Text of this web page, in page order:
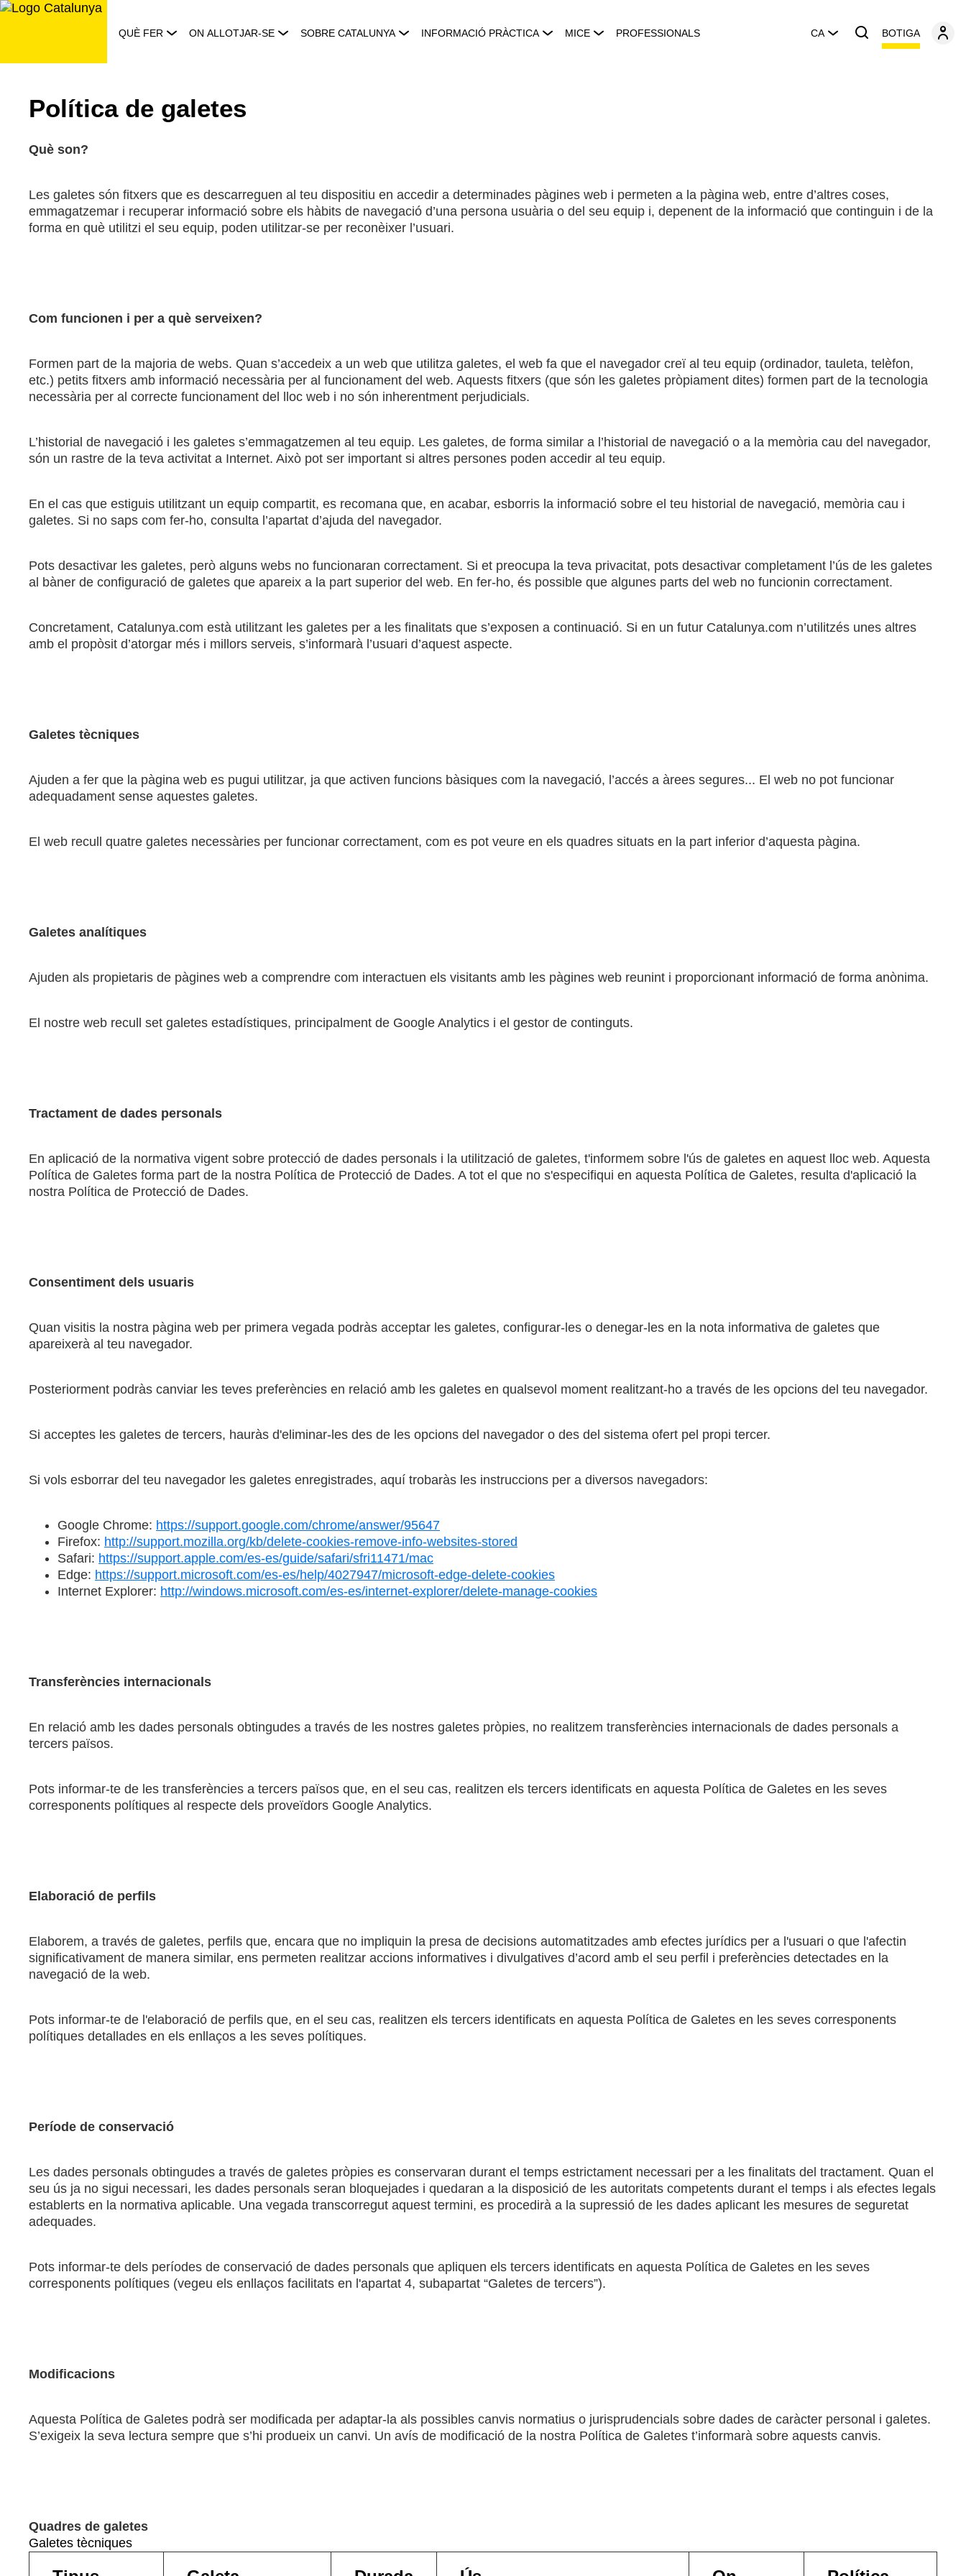
Saltar
QUÈ FER ON ALLOTJAR-SE SOBRE CATALUNYA INFORMACIÓ PRÀCTICA MICE PROFESSIONALS CA BOTIGA
Política de galetes
Què son?
Les galetes són fitxers que es descarreguen al teu dispositiu en accedir a determinades pàgines web i permeten a la pàgina web, entre d’altres coses,
emmagatzemar i recuperar informació sobre els hàbits de navegació d’una persona usuària o del seu equip i, depenent de la informació que continguin i de la
forma en què utilitzi el seu equip, poden utilitzar-se per reconèixer l’usuari.
Com funcionen i per a què serveixen?
Formen part de la majoria de webs. Quan s’accedeix a un web que utilitza galetes, el web fa que el navegador creï al teu equip (ordinador, tauleta, telèfon,
etc.) petits fitxers amb informació necessària per al funcionament del web. Aquests fitxers (que són les galetes pròpiament dites) formen part de la tecnologia
necessària per al correcte funcionament del lloc web i no són inherentment perjudicials.
L’historial de navegació i les galetes s’emmagatzemen al teu equip. Les galetes, de forma similar a l’historial de navegació o a la memòria cau del navegador,
són un rastre de la teva activitat a Internet. Això pot ser important si altres persones poden accedir al teu equip.
En el cas que estiguis utilitzant un equip compartit, es recomana que, en acabar, esborris la informació sobre el teu historial de navegació, memòria cau i
galetes. Si no saps com fer-ho, consulta l’apartat d’ajuda del navegador.
Pots desactivar les galetes, però alguns webs no funcionaran correctament. Si et preocupa la teva privacitat, pots desactivar completament l’ús de les galetes
al bàner de configuració de galetes que apareix a la part superior del web. En fer-ho, és possible que algunes parts del web no funcionin correctament.
Concretament, Catalunya.com està utilitzant les galetes per a les finalitats que s’exposen a continuació. Si en un futur Catalunya.com n’utilitzés unes altres
amb el propòsit d’atorgar més i millors serveis, s’informarà l’usuari d’aquest aspecte.
Galetes tècniques
Ajuden a fer que la pàgina web es pugui utilitzar, ja que activen funcions bàsiques com la navegació, l’accés a àrees segures... El web no pot funcionar
adequadament sense aquestes galetes.
El web recull quatre galetes necessàries per funcionar correctament, com es pot veure en els quadres situats en la part inferior d’aquesta pàgina.
Galetes analítiques
Ajuden als propietaris de pàgines web a comprendre com interactuen els visitants amb les pàgines web reunint i proporcionant informació de forma anònima.
El nostre web recull set galetes estadístiques, principalment de Google Analytics i el gestor de continguts.
Tractament de dades personals
En aplicació de la normativa vigent sobre protecció de dades personals i la utilització de galetes, t'informem sobre l'ús de galetes en aquest lloc web. Aquesta
Política de Galetes forma part de la nostra Política de Protecció de Dades. A tot el que no s'especifiqui en aquesta Política de Galetes, resulta d'aplicació la
nostra Política de Protecció de Dades.
Consentiment dels usuaris
Quan visitis la nostra pàgina web per primera vegada podràs acceptar les galetes, configurar-les o denegar-les en la nota informativa de galetes que
apareixerà al teu navegador.
Posteriorment podràs canviar les teves preferències en relació amb les galetes en qualsevol moment realitzant-ho a través de les opcions del teu navegador.
Si acceptes les galetes de tercers, hauràs d'eliminar-les des de les opcions del navegador o des del sistema ofert pel propi tercer.
Si vols esborrar del teu navegador les galetes enregistrades, aquí trobaràs les instruccions per a diversos navegadors:
Google Chrome: https://support.google.com/chrome/answer/95647
Firefox: http://support.mozilla.org/kb/delete-cookies-remove-info-websites-stored
Safari: https://support.apple.com/es-es/guide/safari/sfri11471/mac
Edge: https://support.microsoft.com/es-es/help/4027947/microsoft-edge-delete-cookies
Internet Explorer: http://windows.microsoft.com/es-es/internet-explorer/delete-manage-cookies
Transferències internacionals
En relació amb les dades personals obtingudes a través de les nostres galetes pròpies, no realitzem transferències internacionals de dades personals a
tercers països.
Pots informar-te de les transferències a tercers països que, en el seu cas, realitzen els tercers identificats en aquesta Política de Galetes en les seves
corresponents polítiques al respecte dels proveïdors Google Analytics.
Elaboració de perfils
Elaborem, a través de galetes, perfils que, encara que no impliquin la presa de decisions automatitzades amb efectes jurídics per a l'usuari o que l'afectin
significativament de manera similar, ens permeten realitzar accions informatives i divulgatives d’acord amb el seu perfil i preferències detectades en la
navegació de la web.
Pots informar-te de l'elaboració de perfils que, en el seu cas, realitzen els tercers identificats en aquesta Política de Galetes en les seves corresponents
polítiques detallades en els enllaços a les seves polítiques.
Període de conservació
Les dades personals obtingudes a través de galetes pròpies es conservaran durant el temps estrictament necessari per a les finalitats del tractament. Quan el
seu ús ja no sigui necessari, les dades personals seran bloquejades i quedaran a la disposició de les autoritats competents durant el temps i als efectes legals
establerts en la normativa aplicable. Una vegada transcorregut aquest termini, es procedirà a la supressió de les dades aplicant les mesures de seguretat
adequades.
Pots informar-te dels períodes de conservació de dades personals que apliquen els tercers identificats en aquesta Política de Galetes en les seves
corresponents polítiques (vegeu els enllaços facilitats en l'apartat 4, subapartat “Galetes de tercers”).
Modificacions
Aquesta Política de Galetes podrà ser modificada per adaptar-la als possibles canvis normatius o jurisprudencials sobre dades de caràcter personal i galetes.
S’exigeix la seva lectura sempre que s’hi produeix un canvi. Un avís de modificació de la nostra Política de Galetes t’informarà sobre aquests canvis.
Quadres de galetes
Galetes tècniques